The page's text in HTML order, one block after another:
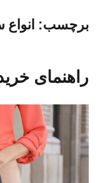
برچسب:
راهنمای